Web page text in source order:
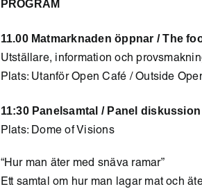
PROGRAM
11.00 Matmarknaden öppnar / The
Utställare, information och
Plats: Utanför Open Café / Outside
11:30 Panelsamtal / Panel diskussion
Plats: Dome of Visions
“Hur man äter med snäva ramar”
Ett samtal om hur man lagar mat och